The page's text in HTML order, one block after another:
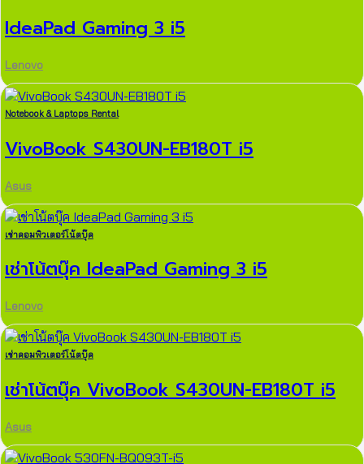
IdeaPad Gaming 3 i5
Lenovo
Notebook & Laptops Rental
VivoBook S430UN-EB180T i5
Asus
เช่าคอมพิวเตอร์โน้ตบุ๊ค
เช่าโน้ตบุ๊ค IdeaPad Gaming 3 i5
Lenovo
เช่าคอมพิวเตอร์โน้ตบุ๊ค
เช่าโน้ตบุ๊ค VivoBook S430UN-EB180T i5
Asus